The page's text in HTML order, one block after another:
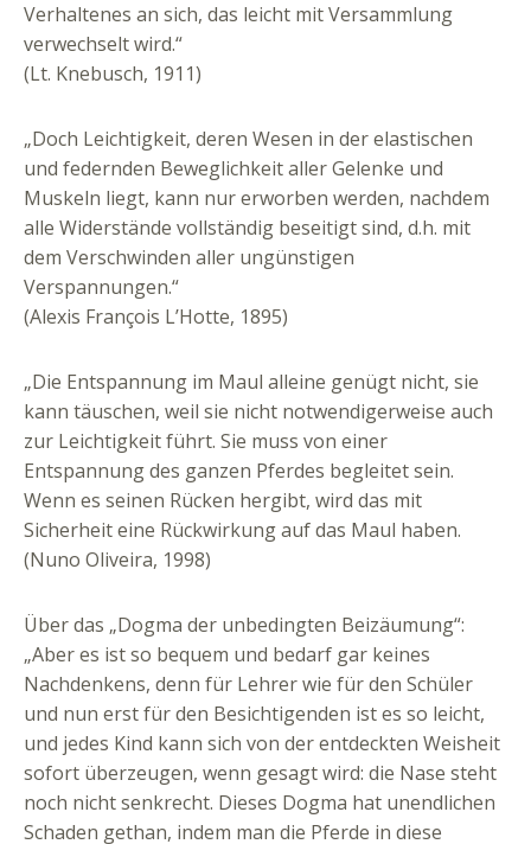
Verhaltenes an sich, das leicht mit Versammlung
verwechselt wird.“
(Lt. Knebusch, 1911)
„Doch Leichtigkeit, deren Wesen in der elastischen
und federnden Beweglichkeit aller Gelenke und
Muskeln liegt, kann nur erworben werden, nachdem
alle Widerstände vollständig beseitigt sind, d.h. mit
dem Verschwinden aller ungünstigen
Verspannungen.“
(Alexis François L’Hotte, 1895)
„Die Entspannung im Maul alleine genügt nicht, sie
kann täuschen, weil sie nicht notwendigerweise auch
zur Leichtigkeit führt. Sie muss von einer
Entspannung des ganzen Pferdes begleitet sein.
Wenn es seinen Rücken hergibt, wird das mit
Sicherheit eine Rückwirkung auf das Maul haben.
(Nuno Oliveira, 1998)
Über das „Dogma der unbedingten Beizäumung“:
„Aber es ist so bequem und bedarf gar keines
Nachdenkens, denn für Lehrer wie für den Schüler
und nun erst für den Besichtigenden ist es so leicht,
und jedes Kind kann sich von der entdeckten Weisheit
sofort überzeugen, wenn gesagt wird: die Nase steht
noch nicht senkrecht. Dieses Dogma hat unendlichen
Schaden gethan, indem man die Pferde in diese